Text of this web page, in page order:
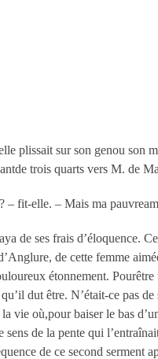
plissait sur son genou son
trois quarts vers M. de
– fit-elle. – Mais ma
de ses frais d’éloquence.
de cette femme
étonnement.
dut être. N’était-ce pas
la vie où,pour baiser le bas
sens de la pente qui
de ce second serment